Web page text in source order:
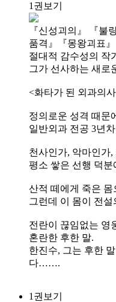
1권보기
『신성괴의』 『불
품격』『몽왕괴표』
절대적 감수성의 작
그가 선사하는 새로
<화타가 된 외과의
정의로운 성격 때문
일반외과 전공 3년
천사인가, 악마인가
평소 쌓은 선행 덕
산적 떼에게 죽은
그런데 이 몸이 전
전란이 끊임없는 영
혼란한 후한 말.
한진수, 그는 후한
다…….
1권보기